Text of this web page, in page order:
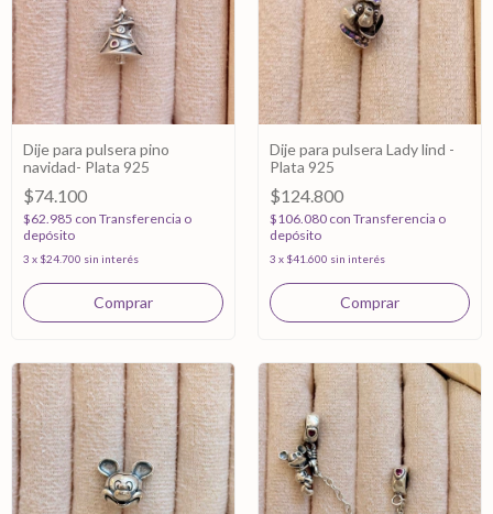
Dije para pulsera pino
navidad- Plata 925
$74.100
$62.985 con Transferencia o
depósito
3 x $24.700 sin interés
Dije para pulsera Lady lind -
Plata 925
$124.800
$106.080 con Transferencia o
depósito
3 x $41.600 sin interés